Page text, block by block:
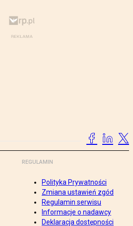
REGULAMIN
Polityka Prywatności
Zmiana ustawień zgód
Regulamin serwisu
Informacje o nadawcy
Deklaracja dostępności